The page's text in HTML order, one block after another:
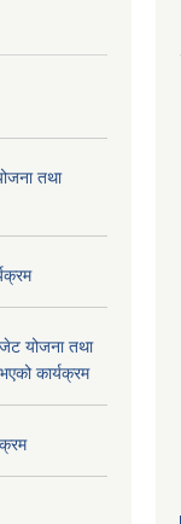
तथा
योजना तथा
कार्यक्रम